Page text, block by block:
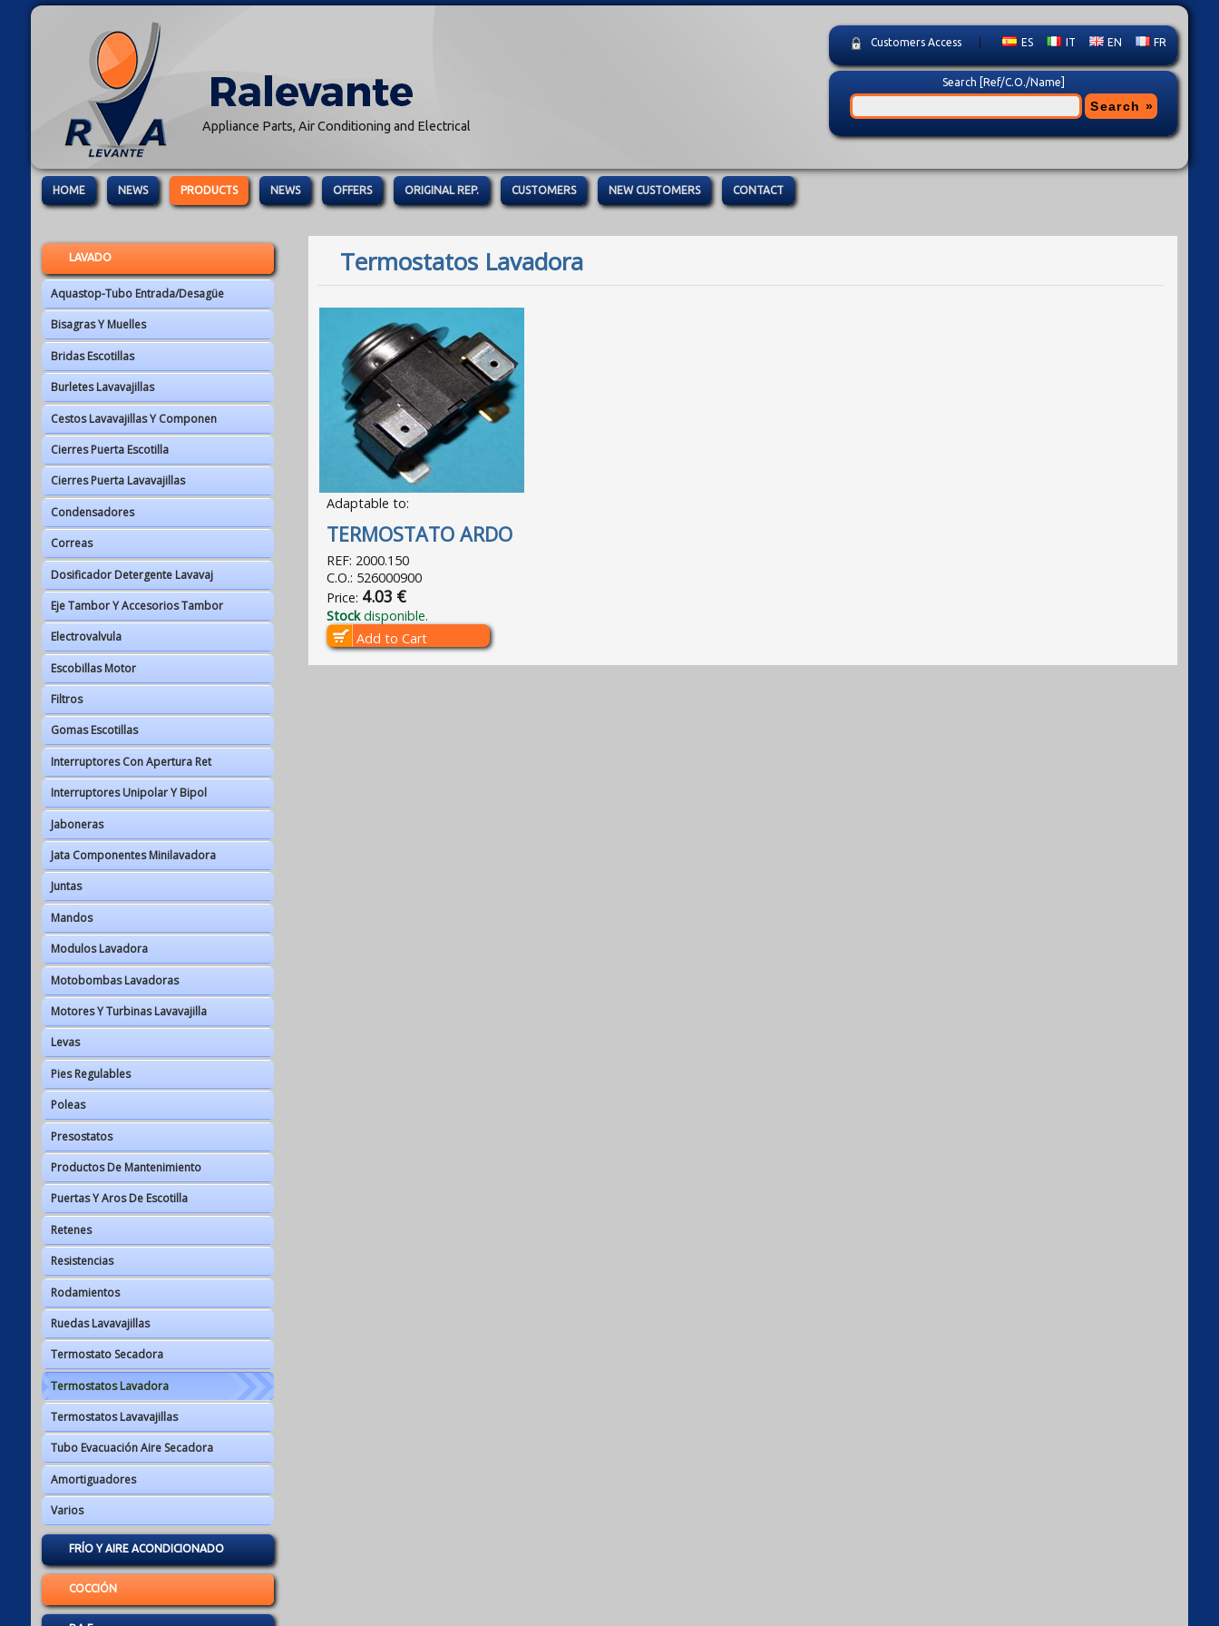
Appliance Parts, Air Conditioning and Electrical
Customers Access ES IT EN FR
Search [Ref/C.O./Name]
HOME NEWS PRODUCTS NEWS OFFERS ORIGINAL REP. CUSTOMERS NEW CUSTOMERS CONTACT
LAVADO
Aquastop-Tubo Entrada/Desagüe
Bisagras Y Muelles
Bridas Escotillas
Burletes Lavavajillas
Cestos Lavavajillas Y Componen
Cierres Puerta Escotilla
Cierres Puerta Lavavajillas
Condensadores
Correas
Dosificador Detergente Lavavaj
Eje Tambor Y Accesorios Tambor
Electrovalvula
Escobillas Motor
Filtros
Gomas Escotillas
Interruptores Con Apertura Ret
Interruptores Unipolar Y Bipol
Jaboneras
Jata Componentes Minilavadora
Juntas
Mandos
Modulos Lavadora
Motobombas Lavadoras
Motores Y Turbinas Lavavajilla
Levas
Pies Regulables
Poleas
Presostatos
Productos De Mantenimiento
Puertas Y Aros De Escotilla
Retenes
Resistencias
Rodamientos
Ruedas Lavavajillas
Termostato Secadora
Termostatos Lavadora
Termostatos Lavavajillas
Tubo Evacuación Aire Secadora
Amortiguadores
Varios
FRÍO Y AIRE ACONDICIONADO
COCCIÓN
Termostatos Lavadora
Adaptable to:
TERMOSTATO ARDO
REF: 2000.150
C.O.: 526000900
Price: 4.03 €
Stockdisponible.
Add to Cart